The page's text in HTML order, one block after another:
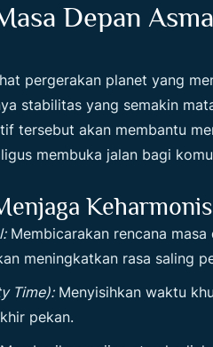
Depan
pergerakan planet yang
stabilitas yang semakin
tersebut akan membantu
membuka jalan bagi
Membicarakan rencana
meningkatkan rasa saling
Time):Menyisihkan waktu
pekan.